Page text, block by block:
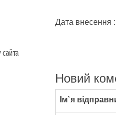
Дата
Новий
Ім`я